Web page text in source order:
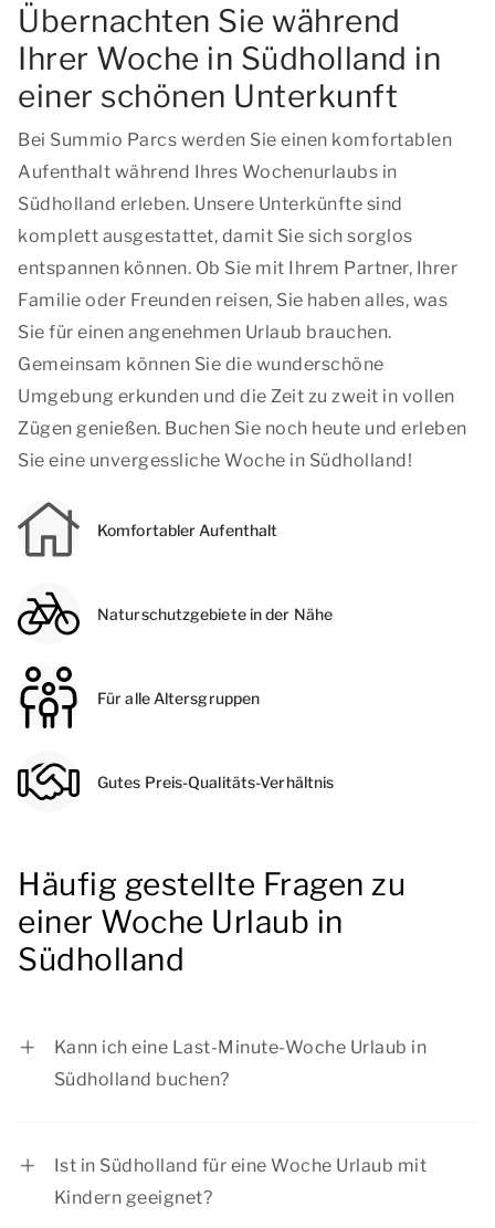
Übernachten Sie während
Ihrer Woche in Südholland in
einer schönen Unterkunft
Bei Summio Parcs werden Sie einen komfortablen
Aufenthalt während Ihres Wochenurlaubs in
Südholland erleben. Unsere Unterkünfte sind
komplett ausgestattet, damit Sie sich sorglos
entspannen können. Ob Sie mit Ihrem Partner, Ihrer
Familie oder Freunden reisen, Sie haben alles, was
Sie für einen angenehmen Urlaub brauchen.
Gemeinsam können Sie die wunderschöne
Umgebung erkunden und die Zeit zu zweit in vollen
Zügen genießen. Buchen Sie noch heute und erleben
Sie eine unvergessliche Woche in Südholland!
Komfortabler Aufenthalt
Naturschutzgebiete in der Nähe
Für alle Altersgruppen
Gutes Preis-Qualitäts-Verhältnis
Häufig gestellte Fragen zu
einer Woche Urlaub in
Südholland
Kann ich eine Last-Minute-Woche Urlaub in
Südholland buchen?
Ist in Südholland für eine Woche Urlaub mit
Kindern geeignet?